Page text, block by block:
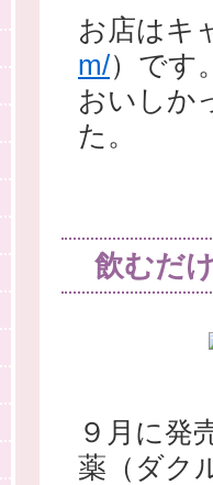
お店はキ
m/）です
おいしか
た。
飲むだ
９月に発
薬（ダク